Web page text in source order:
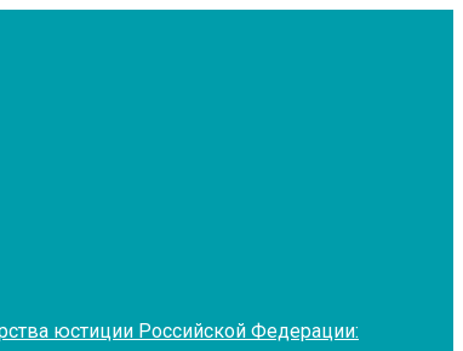
юстиции Российской Федерации: